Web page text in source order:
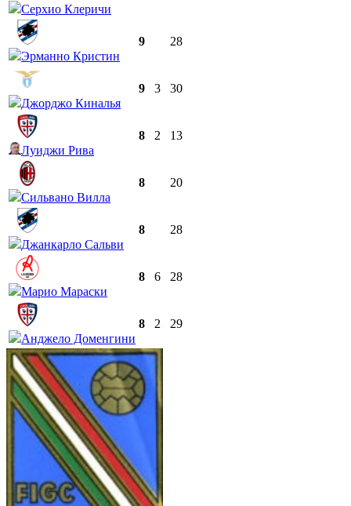
Серхио Клеричи
Эрманно Кристин
9 28
Джорджо Киналья
9 3 30
Луиджи Рива
8 2 13
Сильвано Вилла
8 20
Джанкарло Сальви
8 28
Марио Мараски
8 6 28
Анджело Доменгини
8 2 29